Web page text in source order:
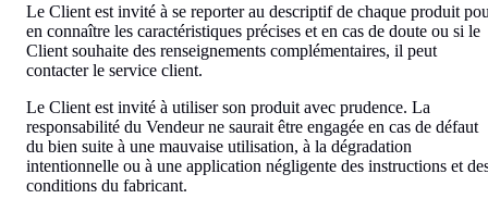
Le Client est invité à se reporter au descriptif de chaque produit
en connaître les caractéristiques précises et en cas de doute ou si le
Client souhaite des renseignements complémentaires, il peut
contacter le service client.
Le Client est invité à utiliser son produit avec prudence. La
responsabilité du Vendeur ne saurait être engagée en cas de défaut
du bien suite à une mauvaise utilisation, à la dégradation
intentionnelle ou à une application négligente des instructions et
conditions du fabricant.